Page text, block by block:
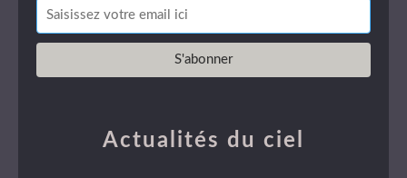
Actualités du ciel